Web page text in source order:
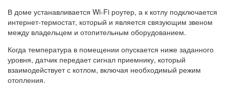
В доме устанавливается Wi-Fi роутер, а к котлу подключается
интернет-термостат, который и является связующим звеном
между владельцем и отопительным оборудованием.
Когда температура в помещении опускается ниже заданного
уровня, датчик передает сигнал приемнику, который
взаимодействует с котлом, включая необходимый режим
отопления.